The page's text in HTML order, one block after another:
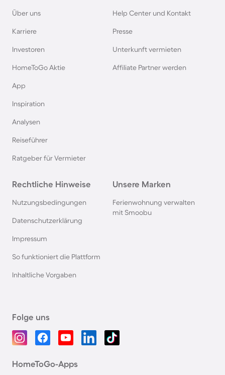
Über uns
Karriere
Investoren
HomeToGo Aktie
App
Inspiration
Analysen
Reiseführer
Ratgeber für Vermieter
Help Center und Kontakt
Presse
Unterkunft vermieten
Affiliate Partner werden
Rechtliche Hinweise
Nutzungsbedingungen
Datenschutzerklärung
Impressum
So funktioniert die Plattform
Inhaltliche Vorgaben
Unsere Marken
Ferienwohnung verwalten
mit Smoobu
Folge uns
HomeToGo-Apps